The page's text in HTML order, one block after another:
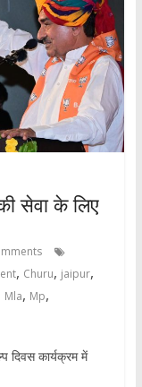
सेवा के लिए
, Churu, jaipur,
Mla, Mp,
दिवस कार्यक्रम में